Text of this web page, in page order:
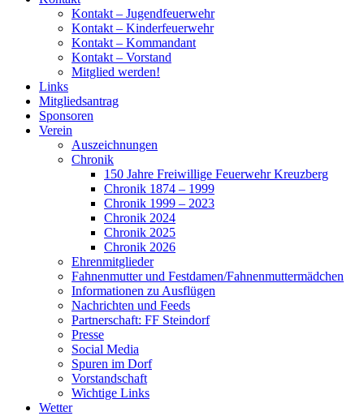
Kontakt – Jugendfeuerwehr
Kontakt – Kinderfeuerwehr
Kontakt – Kommandant
Kontakt – Vorstand
Mitglied werden!
Links
Mitgliedsantrag
Sponsoren
Verein
Auszeichnungen
Chronik
150 Jahre Freiwillige Feuerwehr Kreuzberg
Chronik 1874 – 1999
Chronik 1999 – 2023
Chronik 2024
Chronik 2025
Chronik 2026
Ehrenmitglieder
Fahnenmutter und Festdamen/Fahnenmuttermädchen
Informationen zu Ausflügen
Nachrichten und Feeds
Partnerschaft: FF Steindorf
Presse
Social Media
Spuren im Dorf
Vorstandschaft
Wichtige Links
Wetter